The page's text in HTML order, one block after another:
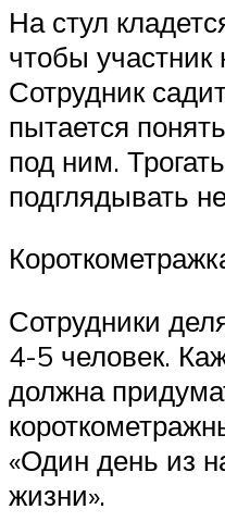
На стул
чтобы участник
Сотрудник
пытается
под ним.
подглядывать
Сотрудники
4-5 человек.
должна
«Один день из
жизни».